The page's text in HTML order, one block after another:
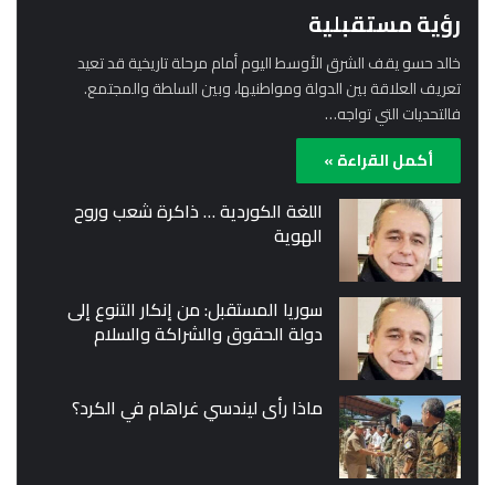
رؤية مستقبلية
خالد حسو يقف الشرق الأوسط اليوم أمام مرحلة تاريخية قد تعيد
تعريف العلاقة بين الدولة ومواطنيها، وبين السلطة والمجتمع.
فالتحديات التي تواجه…
أكمل القراءة »
اللغة الكوردية … ذاكرة شعب وروح
الهوية
سوريا المستقبل: من إنكار التنوع إلى
دولة الحقوق والشراكة والسلام
ماذا رأى ليندسي غراهام في الكرد؟